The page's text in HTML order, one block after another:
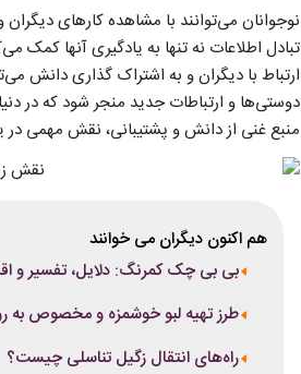
نوجوانان می‌توانند با مشاهده کارهای
تبادل اطلاعات نه تنها به یادگیری آنها کمک
ارتباط با دیگران و به اشتراک گذاری دانش
دوستی‌ها و ارتباطات جدید منجر شود که در
منبع غنی از دانش و پشتیبانی، نقش مهمی در
هم اکنون دیگران می خوانند
بی بی چک کمرنگ: دلایل، تفسیر و
طرز تهیه لبو خوشمزه و مخصوص
راه‌های انتقال زگیل تناسلی چیست؟